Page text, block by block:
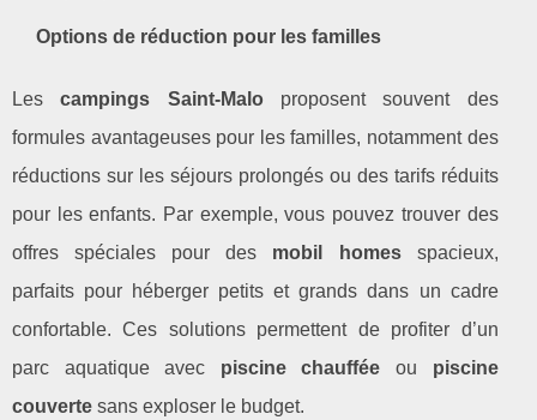
Options de réduction pour les familles
Lescampings Saint-Maloproposent souvent des
formules avantageuses pour les familles, notamment des
réductions sur les séjours prolongés ou des tarifs réduits
pour les enfants. Par exemple, vous pouvez trouver des
offres spéciales pour des mobil homesspacieux,
parfaits pour héberger petits et grands dans un cadre
confortable. Ces solutions permettent de profiter d’un
parc aquatique avec piscine chauffée ou piscine
couverte sans exploser le budget.